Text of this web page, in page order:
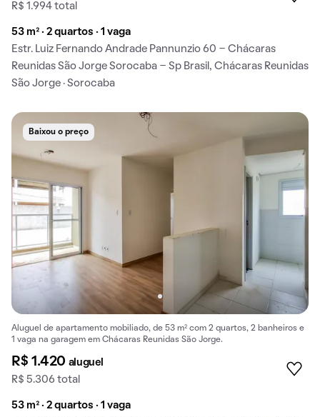
R$ 1.994 total
53 m² · 2 quartos · 1 vaga
Estr. Luiz Fernando Andrade Pannunzio 60 - Chácaras
Reunidas São Jorge Sorocaba - Sp Brasil, Chácaras Reunidas
São Jorge · Sorocaba
Baixou o preço
Aluguel de apartamento mobiliado, de 53 m² com 2 quartos, 2 banheiros e
1 vaga na garagem em Chácaras Reunidas São Jorge.
R$ 1.420 aluguel
R$ 5.306 total
53 m² · 2 quartos · 1 vaga